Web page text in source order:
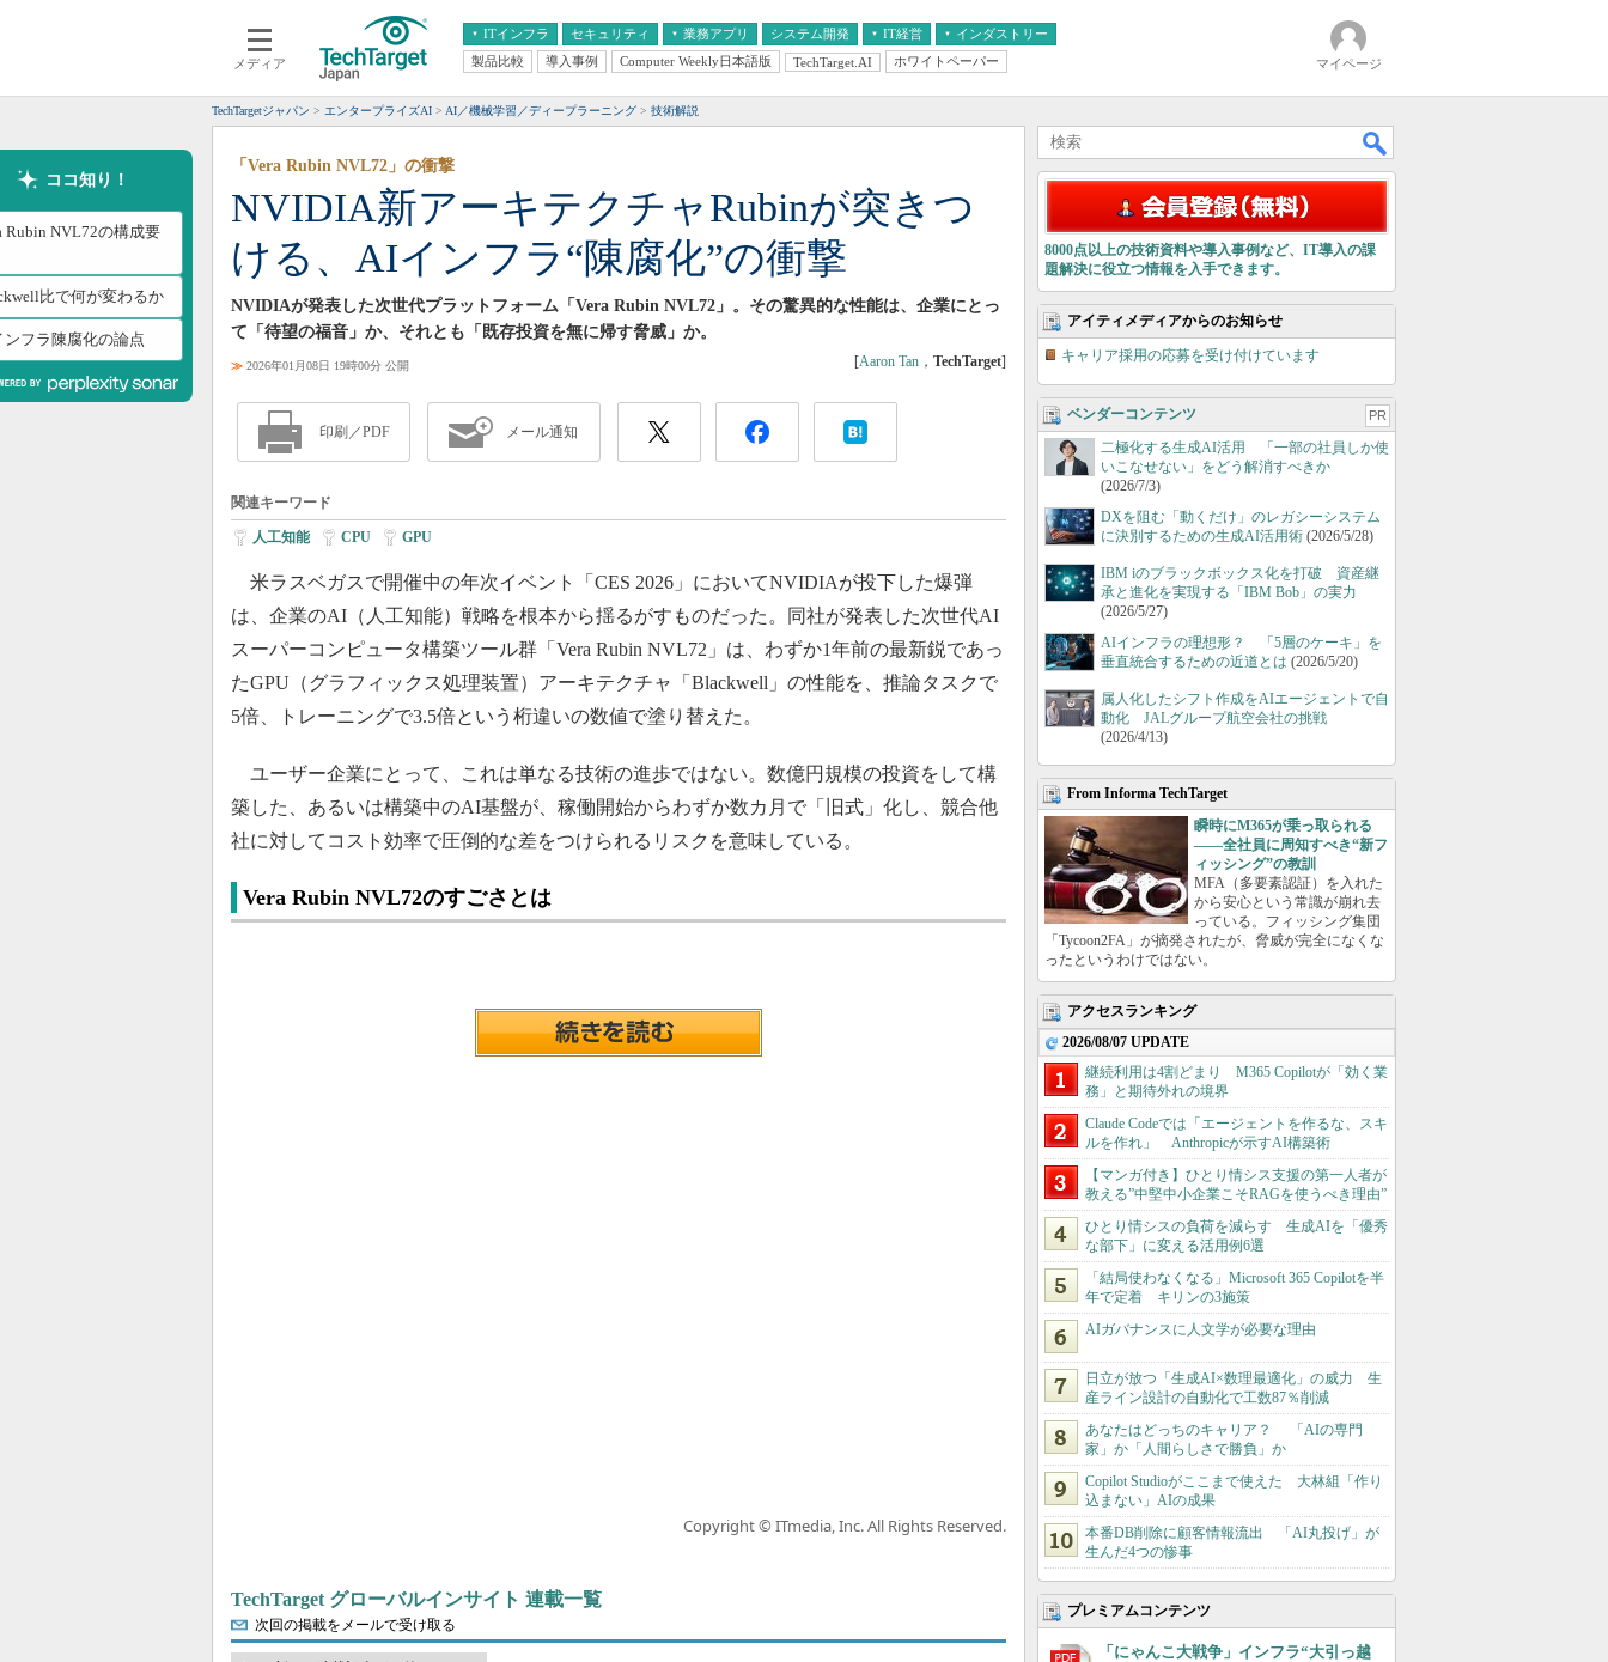
メディア
ITインフラ
クラウド
スマートモバイル
ネットワーク
システム運用管理
セキュリティ 業務アプリ
エンタープライズAI
ERP
CX
情報系システム
システム開発 IT経営
経営とIT
中堅・中小企業とIT
インダストリー
医療IT
製品比較 導入事例 Computer Weekly日本語版 TechTarget.AI ホワイトペーパー マイページ
TechTargetジャパン エンタープライズAI AI／機械学習／ディープラーニング 技術解説
ココ知り！
Rubin NVL72の構成要
比で何が変わるか
ンフラ陳腐化の論点
NVIDIA新アーキテクチャRubinが突きつ
ける、AIインフラ“陳腐化”の衝撃
「Vera Rubin NVL72」の衝撃
NVIDIAが発表した次世代プラットフォーム「Vera Rubin NVL72」。その驚異的な性能は、企業にとっ
て「待望の福音」か、それとも「既存投資を無に帰す脅威」か。
≫ 2026年01月08日 19時00分 公開 [Aaron Tan ， TechTarget]
印刷／PDF メール通知
関連キーワード
人工知能| CPU GPU
米ラスベガスで開催中の年次イベント「CES 2026」においてNVIDIAが投下した爆弾
は、企業のAI（人工知能）戦略を根本から揺るがすものだった。同社が発表した次世代AI
スーパーコンピュータ構築ツール群「Vera Rubin NVL72」は、わずか1年前の最新鋭であっ
たGPU（グラフィックス処理装置）アーキテクチャ「Blackwell」の性能を、推論タスクで
5倍、トレーニングで3.5倍という桁違いの数値で塗り替えた。
ユーザー企業にとって、これは単なる技術の進歩ではない。数億円規模の投資をして構
築した、あるいは構築中のAI基盤が、稼働開始からわずか数カ月で「旧式」化し、競合他
社に対してコスト効率で圧倒的な差をつけられるリスクを意味している。
Vera Rubin NVL72のすごさとは
Copyright © ITmedia, Inc. All Rights Reserved.
TechTarget グローバルインサイト 連載一覧
次回の掲載をメールで受け取る
8000点以上の技術資料や導入事例など、IT導入の課
題解決に役立つ情報を入手できます。
アイティメディアからのお知らせ
キャリア採用の応募を受け付けています
ベンダーコンテンツ PR
二極化する生成AI活用 「一部の社員しか使
いこなせない」をどう解消すべきか
(2026/7/3)
DXを阻む「動くだけ」のレガシーシステム
に決別するための生成AI活用術 (2026/5/28)
IBM iのブラックボックス化を打破 資産継
承と進化を実現する「IBM Bob」の実力
(2026/5/27)
AIインフラの理想形？ 「5層のケーキ」を
垂直統合するための近道とは (2026/5/20)
属人化したシフト作成をAIエージェントで自
動化 JALグループ航空会社の挑戦
(2026/4/13)
From Informa TechTarget
瞬時にM365が乗っ取られる
――全社員に周知すべき“新フ
ィッシング”の教訓
MFA（多要素認証）を入れた
から安心という常識が崩れ去
っている。フィッシング集団
「Tycoon2FA」が摘発されたが、脅威が完全になくな
ったというわけではない。
アクセスランキング
2026/08/07 UPDATE
継続利用は4割どまり M365 Copilotが「効く業
務」と期待外れの境界
Claude Codeでは「エージェントを作るな、スキ
ルを作れ」 Anthropicが示すAI構築術
【マンガ付き】ひとり情シス支援の第一人者が
教える”中堅中小企業こそRAGを使うべき理由”
ひとり情シスの負荷を減らす 生成AIを「優秀
な部下」に変える活用例6選
「結局使わなくなる」Microsoft 365 Copilotを半
年で定着 キリンの3施策
AIガバナンスに人文学が必要な理由
日立が放つ「生成AI×数理最適化」の威力 生
産ライン設計の自動化で工数87％削減
あなたはどっちのキャリア？ 「AIの専門
家」か「人間らしさで勝負」か
Copilot Studioがここまで使えた 大林組「作り
込まない」AIの成果
本番DB削除に顧客情報流出 「AI丸投げ」が
生んだ4つの惨事
プレミアムコンテンツ
「にゃんこ大戦争」インフラ“大引っ越